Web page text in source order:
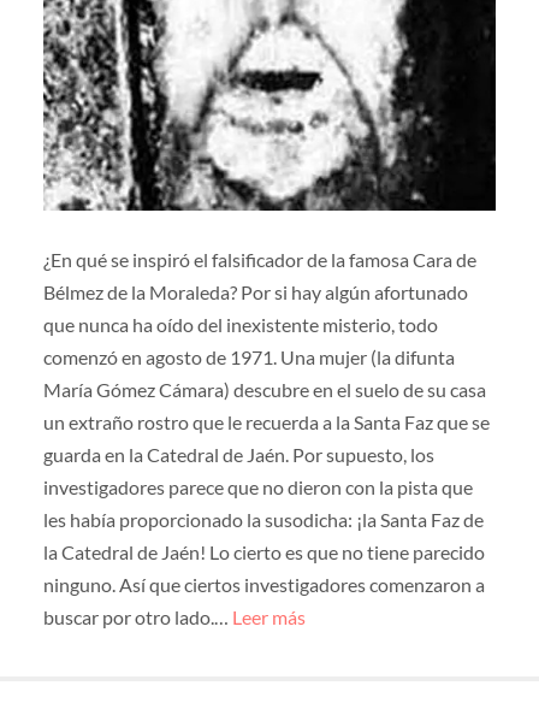
¿En qué se inspiró el falsificador de la famosa Cara de
Bélmez de la Moraleda? Por si hay algún afortunado
que nunca ha oído del inexistente misterio, todo
comenzó en agosto de 1971. Una mujer (la difunta
María Gómez Cámara) descubre en el suelo de su casa
un extraño rostro que le recuerda a la Santa Faz que se
guarda en la Catedral de Jaén. Por supuesto, los
investigadores parece que no dieron con la pista que
les había proporcionado la susodicha: ¡la Santa Faz de
la Catedral de Jaén! Lo cierto es que no tiene parecido
ninguno. Así que ciertos investigadores comenzaron a
buscar por otro lado.… Leer más